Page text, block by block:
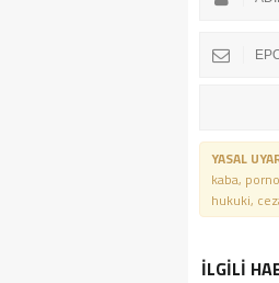
YASAL
kaba,
hukuki,
İLGİLİ